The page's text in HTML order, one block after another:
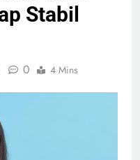
Stabil
0 4 Mins